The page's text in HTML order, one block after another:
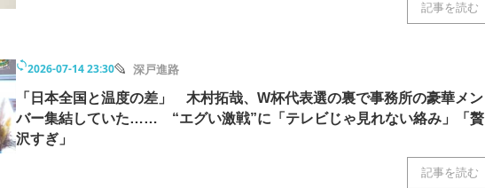
記事を読む
2026-07-14 23:30 深戸進路
「日本全国と温度の差」 木村拓哉、W杯代表選の裏で事務所の豪華メン
バー集結していた…… “エグい激戦”に「テレビじゃ見れない絡み」「贅
沢すぎ」
記事を読む